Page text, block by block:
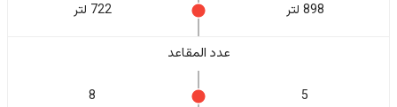
898 لتر 722 لتر
عدد المقاعد
5
8